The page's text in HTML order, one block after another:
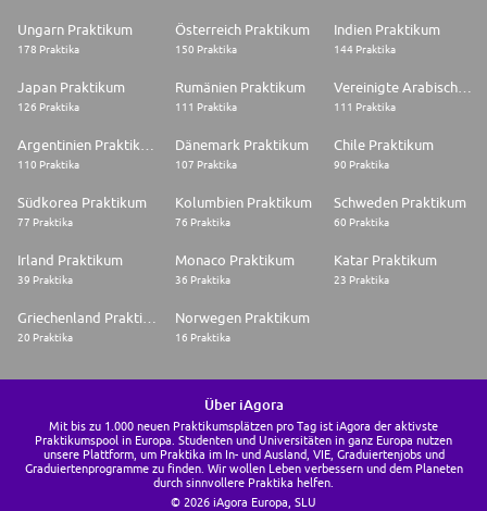
Ungarn Praktikum
178 Praktika
Österreich Praktikum
150 Praktika
Indien Praktikum
144 Praktika
Japan Praktikum
126 Praktika
Rumänien Praktikum
111 Praktika
Vereinigte Arabische Emirate Praktikum
111 Praktika
110 Praktika
Dänemark Praktikum
107 Praktika
Chile Praktikum
90 Praktika
Südkorea Praktikum
77 Praktika
Kolumbien Praktikum
76 Praktika
Schweden Praktikum
60 Praktika
Irland Praktikum
39 Praktika
Monaco Praktikum
36 Praktika
Katar Praktikum
23 Praktika
20 Praktika
Norwegen Praktikum
16 Praktika
Über iAgora
Mit bis zu 1.000 neuen Praktikumsplätzen pro Tag ist iAgora der aktivste
Praktikumspool in Europa. Studenten und Universitäten in ganz Europa nutzen
unsere Plattform, um Praktika im In- und Ausland, VIE, Graduiertenjobs und
Graduiertenprogramme zu finden. Wir wollen Leben verbessern und dem Planeten
durch sinnvollere Praktika helfen.
© 2026 iAgora Europa, SLU